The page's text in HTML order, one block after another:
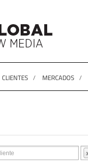
CLIENTES MERCADOS